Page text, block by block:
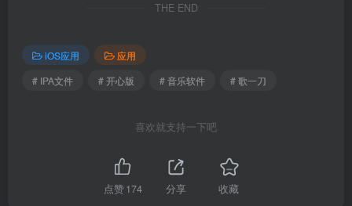
THE END
iOS应用
应用
# IPA文件
# 开心版 # 音乐软件 # 歌一刀
喜欢就支持一下吧
点赞174 分享 收藏